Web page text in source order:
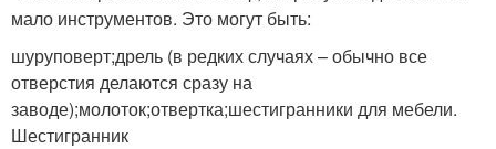
мало инструментов. Это могут быть:
шуруповерт;дрель (в редких случаях – обычно все
отверстия делаются сразу на
заводе);молоток;отвертка;шестигранники для мебели.
Шестигранник